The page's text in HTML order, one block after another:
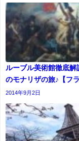
ルーブル美術館徹底解
のモナリザの旅♪【フラ
2014年9月2日